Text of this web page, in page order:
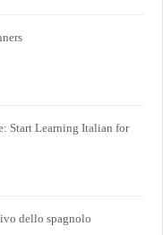
Start Learning Italian for
dello spagnolo